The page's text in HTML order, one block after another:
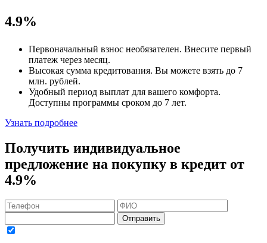
4.9%
Первоначальный взнос необязателен. Внесите первый
платеж через месяц.
Высокая сумма кредитования. Вы можете взять до 7
млн. рублей.
Удобный период выплат для вашего комфорта.
Доступны программы сроком до 7 лет.
Узнать подробнее
Получить индивидуальное
предложение на покупку в кредит от
4.9%
Отправить